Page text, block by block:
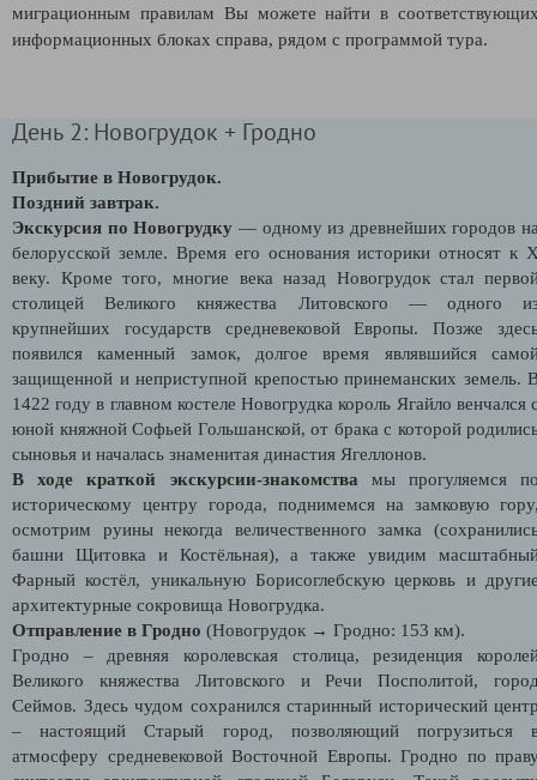
миграционным правилам Вы можете найти в
информационных блоках справа, рядом с программой тура.
День 2: Новогрудок + Гродно
Прибытие в Новогрудок.
Поздний завтрак.
Экскурсия по Новогрудку — одному из древнейших городов
белорусской земле. Время его основания историки относят к
веку. Кроме того, многие века назад Новогрудок стал
столицей Великого княжества Литовского — одного
крупнейших государств средневековой Европы. Позже
появился каменный замок, долгое время являвшийся
защищенной и неприступной крепостью принеманских земель.
1422 году в главном костеле Новогрудка король Ягайло венчался
юной княжной Софьей Гольшанской, от брака с которой
сыновья и началась знаменитая династия Ягеллонов.
В ходе краткой экскурсии-знакомства мы прогуляемся
историческому центру города, поднимемся на замковую
осмотрим руины некогда величественного замка
башни Щитовка и Костёльная), а также увидим
Фарный костёл, уникальную Борисоглебскую церковь и
архитектурные сокровища Новогрудка.
Отправление в Гродно (Новогрудок → Гродно: 153 км).
Гродно – древняя королевская столица, резиденция
Великого княжества Литовского и Речи Посполитой,
Сеймов. Здесь чудом сохранился старинный исторический
– настоящий Старый город, позволяющий погрузиться
атмосферу средневековой Восточной Европы. Гродно по